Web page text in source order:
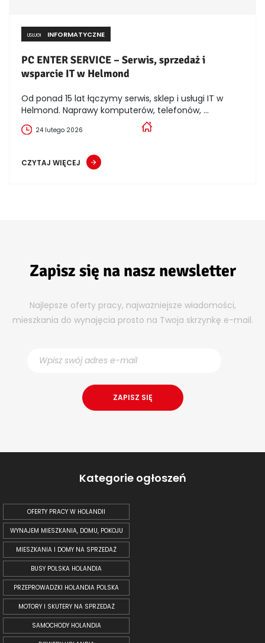
USŁUGI INFORMATYCZNE
PC ENTER SERVICE – Serwis, sprzedaż i
wsparcie IT w Helmond
Od ponad 15 lat łączymy serwis, sklep i usługi IT w
Helmond. Naprawy komputerów, telefonów, ...
24 lutego 2026
CZYTAJ WIĘCEJ
Zapisz się na nasz newsletter
Najlepsze oferty pracy, najważniejsze wiadomości,
mieszkania do wynajęcia prosto na Twoja skrzynkę e-mail.
Kategorie ogłoszeń
OFERTY PRACY W HOLANDII
WYNAJEM MIESZKANIA, DOMU, POKOJU
MIESZKANIA I DOMY NA SPRZEDAŻ
BUSY POLSKA HOLANDIA
PRZEPROWADZKI HOLANDIA POLSKA
MOTORY I SKUTERY NA SPRZEDAŻ
SAMOCHODY HOLANDIA